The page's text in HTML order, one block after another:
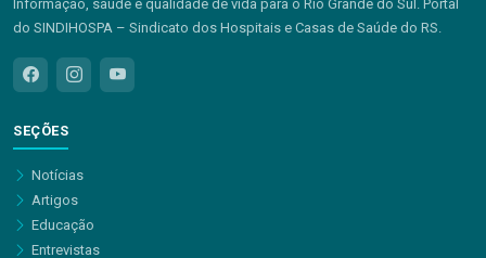
Informação, saúde e qualidade de vida para o Rio Grande do Sul. Portal
do SINDIHOSPA – Sindicato dos Hospitais e Casas de Saúde do RS.
SEÇÕES
Notícias
Artigos
Educação
Entrevistas